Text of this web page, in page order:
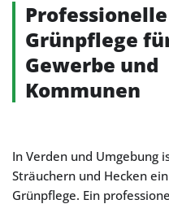
Professionelle
Grünpflege
Gewerbe und
Kommunen
In Verden und Umgebung
Sträuchern und Hecken
Grünpflege. Ein